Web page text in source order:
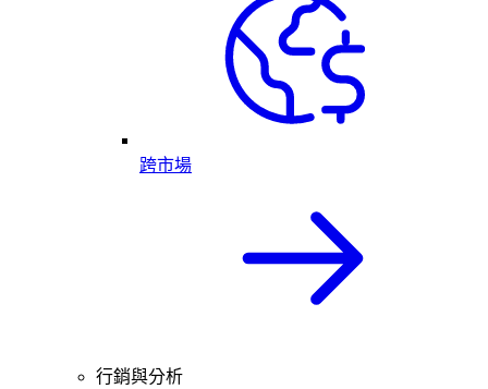
跨市場
行銷與分析